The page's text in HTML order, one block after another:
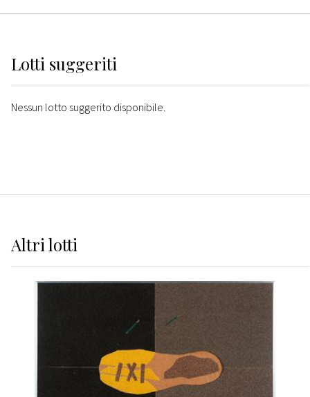
Lotti suggeriti
Nessun lotto suggerito disponibile.
Altrilotti